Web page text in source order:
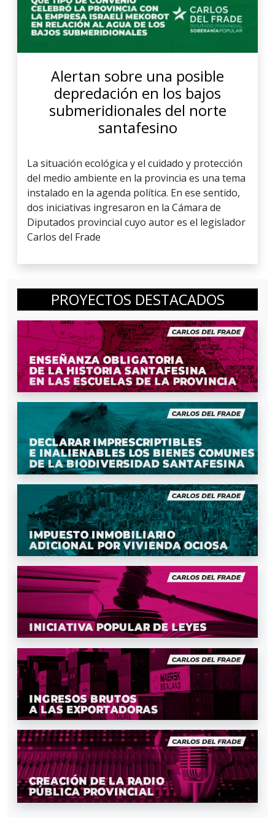
Alertan sobre una posible
depredación en los bajos
submeridionales del norte
santafesino
La situación ecológica y el cuidado y protección
del medio ambiente en la provincia es una tema
instalado en la agenda política. En ese sentido,
dos iniciativas ingresaron en la Cámara de
Diputados provincial cuyo autor es el legislador
Carlos del Frade
PROYECTOS DESTACADOS